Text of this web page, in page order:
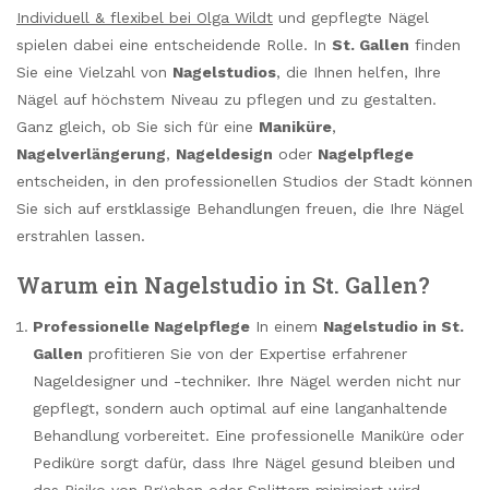
Individuell & flexibel bei Olga Wildt und gepflegte Nägel
spielen dabei eine entscheidende Rolle. In St. Gallen finden
Sie eine Vielzahl von Nagelstudios, die Ihnen helfen, Ihre
Nägel auf höchstem Niveau zu pflegen und zu gestalten.
Ganz gleich, ob Sie sich für eine Maniküre,
Nagelverlängerung, Nageldesign oder Nagelpflege
entscheiden, in den professionellen Studios der Stadt können
Sie sich auf erstklassige Behandlungen freuen, die Ihre Nägel
erstrahlen lassen.
Warum ein Nagelstudio in St. Gallen?
Professionelle Nagelpflege In einem Nagelstudio in St.
Gallen profitieren Sie von der Expertise erfahrener
Nageldesigner und -techniker. Ihre Nägel werden nicht nur
gepflegt, sondern auch optimal auf eine langanhaltende
Behandlung vorbereitet. Eine professionelle Maniküre oder
Pediküre sorgt dafür, dass Ihre Nägel gesund bleiben und